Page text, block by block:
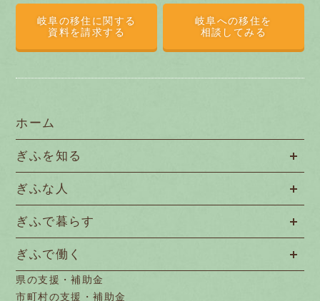
岐阜の移住に関する
資料を請求する
岐阜への移住を
相談してみる
ホーム
ぎふを知る
ぎふな人
ぎふで暮らす
ぎふで働く
県の支援・補助金
市町村の支援・補助金